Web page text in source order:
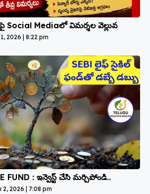
Mediaలో విమర్శల వెల్లువ
2026 8:22 pm
FUND : ఇన్వెస్ట్ చేసి మర్చిపోండి..
2, 2026 7:08 pm